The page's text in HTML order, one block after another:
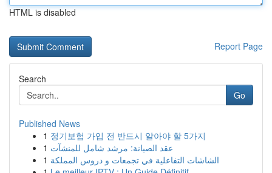
HTML is disabled
Report Page
Search
Go
Published News
1 정기보험 가입 전 반드시 알아야 할 5가지
1 عقد الصيانة: مرشد شامل للمنشآت
1 الشاشات التفاعلية في تجمعات و دروس المملكة